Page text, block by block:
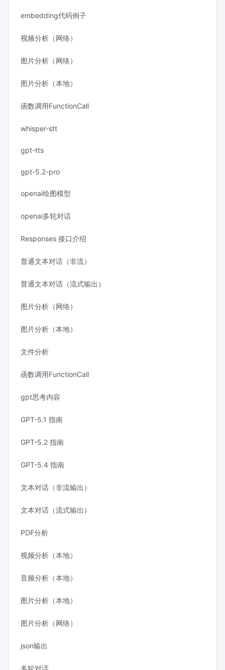
embedding代码例子
视频分析（网络）
图片分析（网络）
图片分析（本地）
函数调用FunctionCall
whisper-stt
gpt-tts
gpt-5.2-pro
openai绘图模型
openai多轮对话
Responses 接口介绍
普通文本对话（非流）
普通文本对话（流式输出）
图片分析（网络）
图片分析（本地）
文件分析
函数调用FunctionCall
gpt思考内容
GPT-5.1 指南
GPT-5.2 指南
GPT-5.4 指南
文本对话（非流输出）
文本对话（流式输出）
PDF分析
视频分析（本地）
音频分析（本地）
图片分析（本地）
图片分析（网络）
json输出
多轮对话